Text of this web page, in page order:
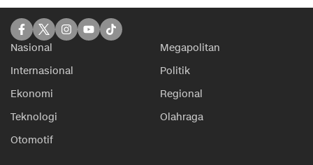
Nasional
Megapolitan
Internasional
Politik
Ekonomi
Regional
Teknologi
Olahraga
Otomotif